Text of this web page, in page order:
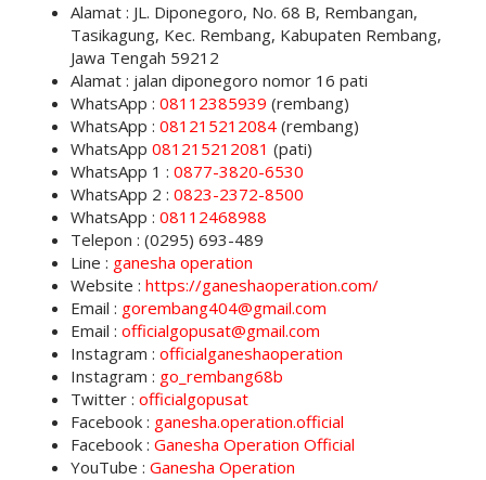
Alamat : JL. Diponegoro, No. 68 B, Rembangan,
Tasikagung, Kec. Rembang, Kabupaten Rembang,
Jawa Tengah 59212
Alamat : jalan diponegoro nomor 16 pati
WhatsApp : 08112385939 (rembang)
WhatsApp : 081215212084(rembang)
WhatsApp 081215212081 (pati)
WhatsApp 1 : 0877-3820-6530
WhatsApp 2 : 0823-2372-8500
WhatsApp : 08112468988
Telepon : (0295) 693-489
Line : ganesha operation
Website : https://ganeshaoperation.com/
Email : gorembang404@gmail.com
Email : officialgopusat@gmail.com
Instagram : officialganeshaoperation
Instagram : go_rembang68b
Twitter : officialgopusat
Facebook : ganesha.operation.official
Facebook : Ganesha Operation Official
YouTube : Ganesha Operation